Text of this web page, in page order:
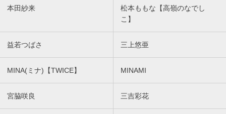
本田紗来
松本ももな【高嶺のなでし
こ】
益若つばさ 三上悠亜
MINA(ミナ)【TWICE】 MINAMI
宮脇咲良 三吉彩花